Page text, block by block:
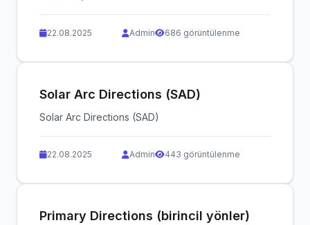
22.08.2025 Admin 686 görüntülenme
Solar Arc Directions (SAD)
Solar Arc Directions (SAD)
22.08.2025 Admin 443 görüntülenme
Primary Directions (birincil yönler)